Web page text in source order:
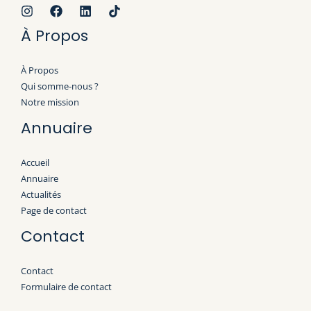
À Propos
À Propos
Qui somme-nous ?
Notre mission
Annuaire
Accueil
Annuaire
Actualités
Page de contact
Contact
Contact
Formulaire de contact